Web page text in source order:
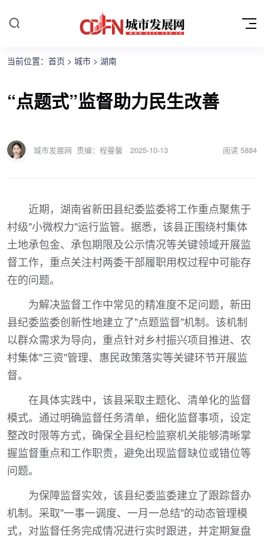
当前位置： 首页 > 城市 > 湖南
“点题式”监督助力民生改善
城市发展网 责编：程曼馨 2025-10-13 阅读 5884
近期，湖南省新田县纪委监委将工作重点聚焦于
村级"小微权力"运行监管。据悉，该县正围绕村集体
土地承包金、承包期限及公示情况等关键领域开展监
督工作，重点关注村两委干部履职用权过程中可能存
在的问题。
为解决监督工作中常见的精准度不足问题，新田
县纪委监委创新性地建立了"点题监督"机制。该机制
以群众需求为导向，重点针对乡村振兴项目推进、农
村集体"三资"管理、惠民政策落实等关键环节开展监
督。
在具体实践中，该县采取主题化、清单化的监督
模式。通过明确监督任务清单，细化监督事项，设定
整改时限等方式，确保全县纪检监察机关能够清晰掌
握监督重点和工作职责，避免出现监督缺位或错位等
问题。
为保障监督实效，该县纪委监委建立了跟踪督办
机制。采取"一事一调度、一月一总结"的动态管理模
式，对监督任务完成情况进行实时跟进，并定期复盘